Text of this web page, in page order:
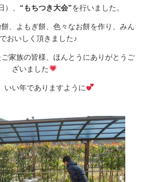
）、 “もちつき大会”を行いました。
、よもぎ餅、色々なお餅を作り、みん
おいしく頂きました♪
家族の皆様、ほんとうにありがとうご
ざいました
いい年でありますように